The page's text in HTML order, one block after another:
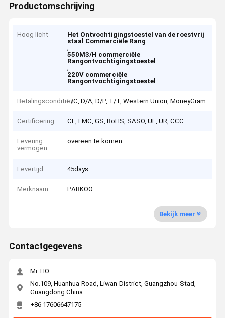
Productomschrijving
Hoog licht
Het Ontvochtigingstoestel van de roestvrij
staal Commerciële Rang
,
550M3/H commerciële
Rangontvochtigingstoestel
,
220V commerciële
Rangontvochtigingstoestel
BetalingsconditiesL/C, D/A, D/P, T/T, Western Union, MoneyGram
Certificering CE, EMC, GS, RoHS, SASO, UL, UR, CCC
Levering
vermogen
overeen te komen
Levertijd 45days
Merknaam PARKOO
Bekijk meer
Contactgegevens
Mr. HO
No.109, Huanhua-Road, Liwan-District, Guangzhou-Stad,
Guangdong China
+86 17606647175